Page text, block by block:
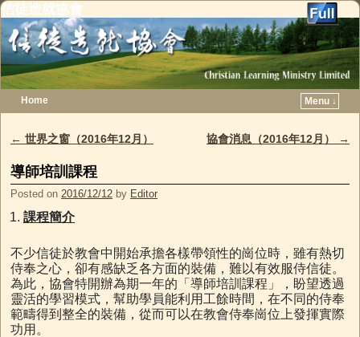
信徒造就協會
Home
Menu ↓
Post navigation
← 世界之窗（2016年12月） 協會消息（2016年12月） →
導師培訓課程
Posted on 2016/12/12 by Editor
課程簡介
不少信徒於教會中開始承擔各樣帶領性的崗位時，雖有熱切
侍奉之心，卻有感缺乏各方面的裝備，難以有效服侍信徒。
為此，協會特開辦為期一年的「導師培訓課程」，盼望透過
靈活的學習模式，幫助學員能利用工餘時間，在不同的侍奉
範疇得到整全的裝備，從而可以在教會侍奉崗位上發揮實際
功用。